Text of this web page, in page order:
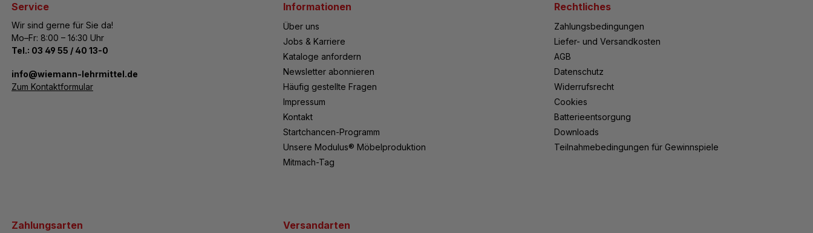
Service
Wir sind gerne für Sie da!
Mo–Fr: 8:00 – 16:30 Uhr
Tel.: 03 49 55 / 40 13-0
­info@wiemann-lehrmittel.de
Zum Kontaktformular
Informationen
Über uns
Jobs & Karriere
Kataloge anfordern
Newsletter abonnieren
Häufig gestellte Fragen
Impressum
Kontakt
Startchancen-Programm
Unsere Modulus® Möbelproduktion
Mitmach-Tag
Rechtliches
Zahlungsbedingungen
Liefer- und Versandkosten
AGB
Datenschutz
Widerrufsrecht
Cookies
Batterieentsorgung
Downloads
Teilnahmebedingungen für Gewinnspiele
Zahlungsarten Versandarten